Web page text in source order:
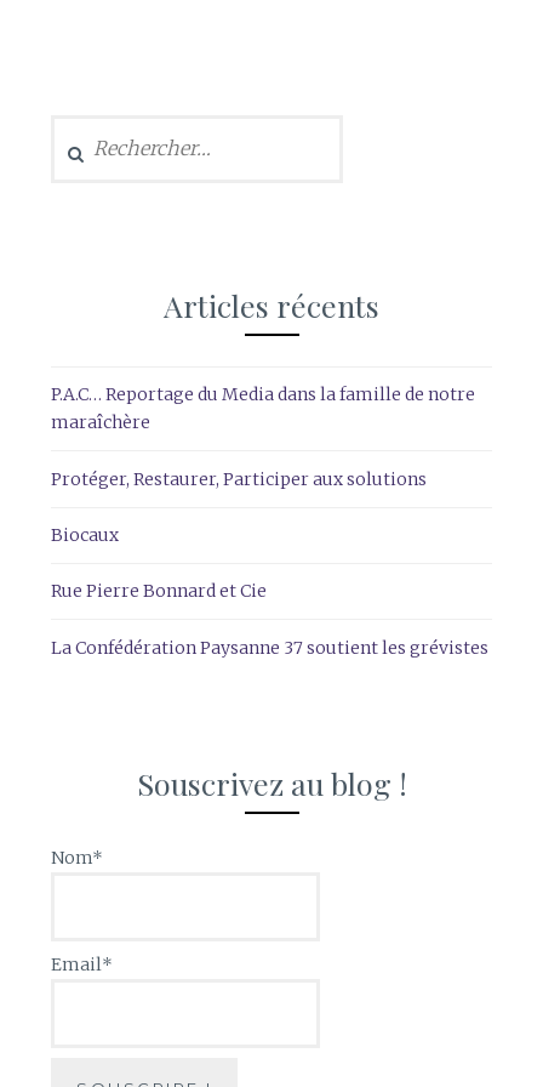
Articles récents
P.A.C… Reportage du Media dans la famille de notre
maraîchère
Protéger, Restaurer, Participer aux solutions
Biocaux
Rue Pierre Bonnard et Cie
La Confédération Paysanne 37 soutient les grévistes
Souscrivez au blog !
Nom*
Email*